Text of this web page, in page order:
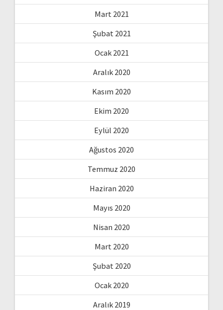
Mart 2021
Şubat 2021
Ocak 2021
Aralık 2020
Kasım 2020
Ekim 2020
Eylül 2020
Ağustos 2020
Temmuz 2020
Haziran 2020
Mayıs 2020
Nisan 2020
Mart 2020
Şubat 2020
Ocak 2020
Aralık 2019